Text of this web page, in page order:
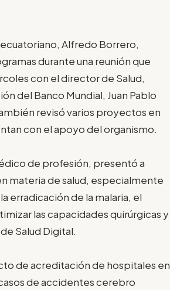
Alfredo Borrero,
durante una reunión que
con el director de Salud,
del Banco Mundial, Juan Pablo
revisó varios proyectos en
con el apoyo del organismo.
de profesión, presentó a
materia de salud, especialmente
erradicación de la malaria, el
las capacidades quirúrgicas y
Salud Digital.
de acreditación de hospitales en
de accidentes cerebro